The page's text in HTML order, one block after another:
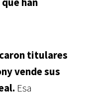
titulares
vende sus
Esa